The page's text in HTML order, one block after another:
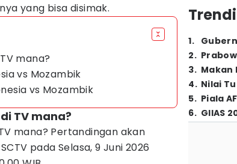
yang bisa disimak.
mana?
vs Mozambik
vs Mozambik
TV mana?
mana? Pertandingan akan
pada Selasa, 9 Juni 2026
1.
2.
3. Makan
4. Nilai
5. Piala
6. GIIAS